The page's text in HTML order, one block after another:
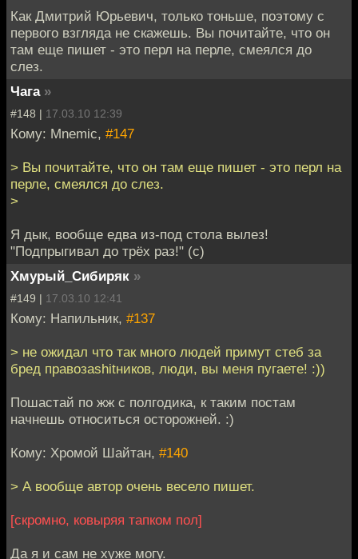
Как Дмитрий Юрьевич, только тоньше, поэтому с
первого взгляда не скажешь. Вы почитайте, что он
там еще пишет - это перл на перле, смеялся до
слез.
Чага »
#148 | 17.03.10 12:39
Кому: Mnemic, #147
> Вы почитайте, что он там еще пишет - это перл на
перле, смеялся до слез.
>
Я дык, вообще едва из-под стола вылез!
"Подпрыгивал до трёх раз!" (с)
Хмурый_Сибиряк »
#149 | 17.03.10 12:41
Кому: Напильник, #137
> не ожидал что так много людей примут стеб за
бред правозаshitников, люди, вы меня пугаете! :))
Пошастай по жж с полгодика, к таким постам
начнешь относиться осторожней. :)
Кому: Хромой Шайтан, #140
> А вообще автор очень весело пишет.
[скромно, ковыряя тапком пол]
Да я и сам не хуже могу.